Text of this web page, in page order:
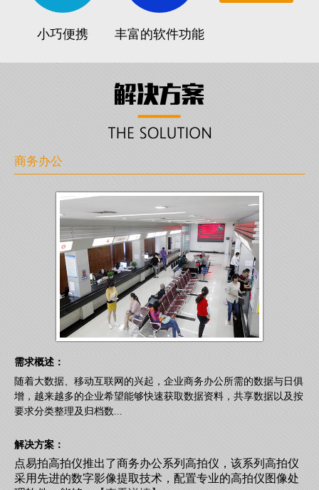
小巧便携 丰富的软件功能
商务办公
需求概述：
随着大数据、移动互联网的兴起，企业商务办公所需的数据与日俱
增，越来越多的企业希望能够快速获取数据资料，共享数据以及按
要求分类整理及归档数...
解决方案：
点易拍高拍仪推出了商务办公系列高拍仪，该系列高拍仪
采用先进的数字影像提取技术，配置专业的高拍仪图像处